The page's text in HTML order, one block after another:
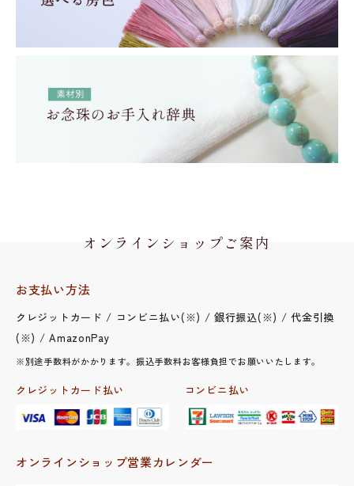
オンラインショップご案内
お支払い方法
クレジットカード / コンビニ払い(※) / 銀行振込(※) / 代金引換
(※) / AmazonPay
※別途手数料がかかります。振込手数料お客様負担でお願いいたします。
クレジットカード払い コンビニ払い
オンラインショップ営業カレンダー